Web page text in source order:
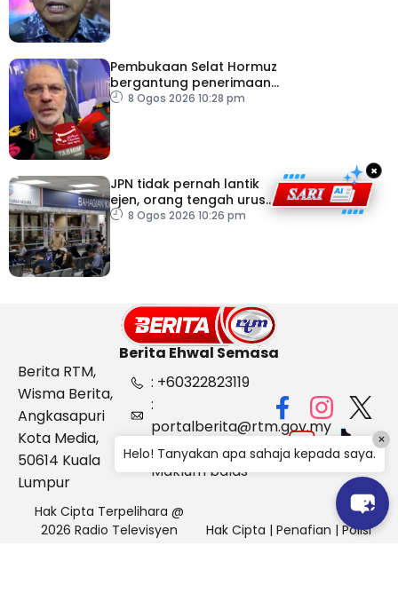
Pembukaan Selat Hormuz
bergantung penerimaan
AS – IRGC
8 Ogos 2026 10:28 pm
JPN tidak pernah lantik
ejen, orang tengah urus
dokumentasi
8 Ogos 2026 10:26 pm
×
Berita Ehwal Semasa
Berita RTM,
Wisma Berita,
Angkasapuri
Kota Media,
50614 Kuala
Lumpur
: +60322823119
:
portalberita@rtm.gov.my
: Aduan &
Maklum balas
Hak Cipta Terpelihara @
2026 Radio Televisyen
Hak Cipta | Penafian | Polisi
Helo! Tanyakan apa sahaja kepada saya.
×